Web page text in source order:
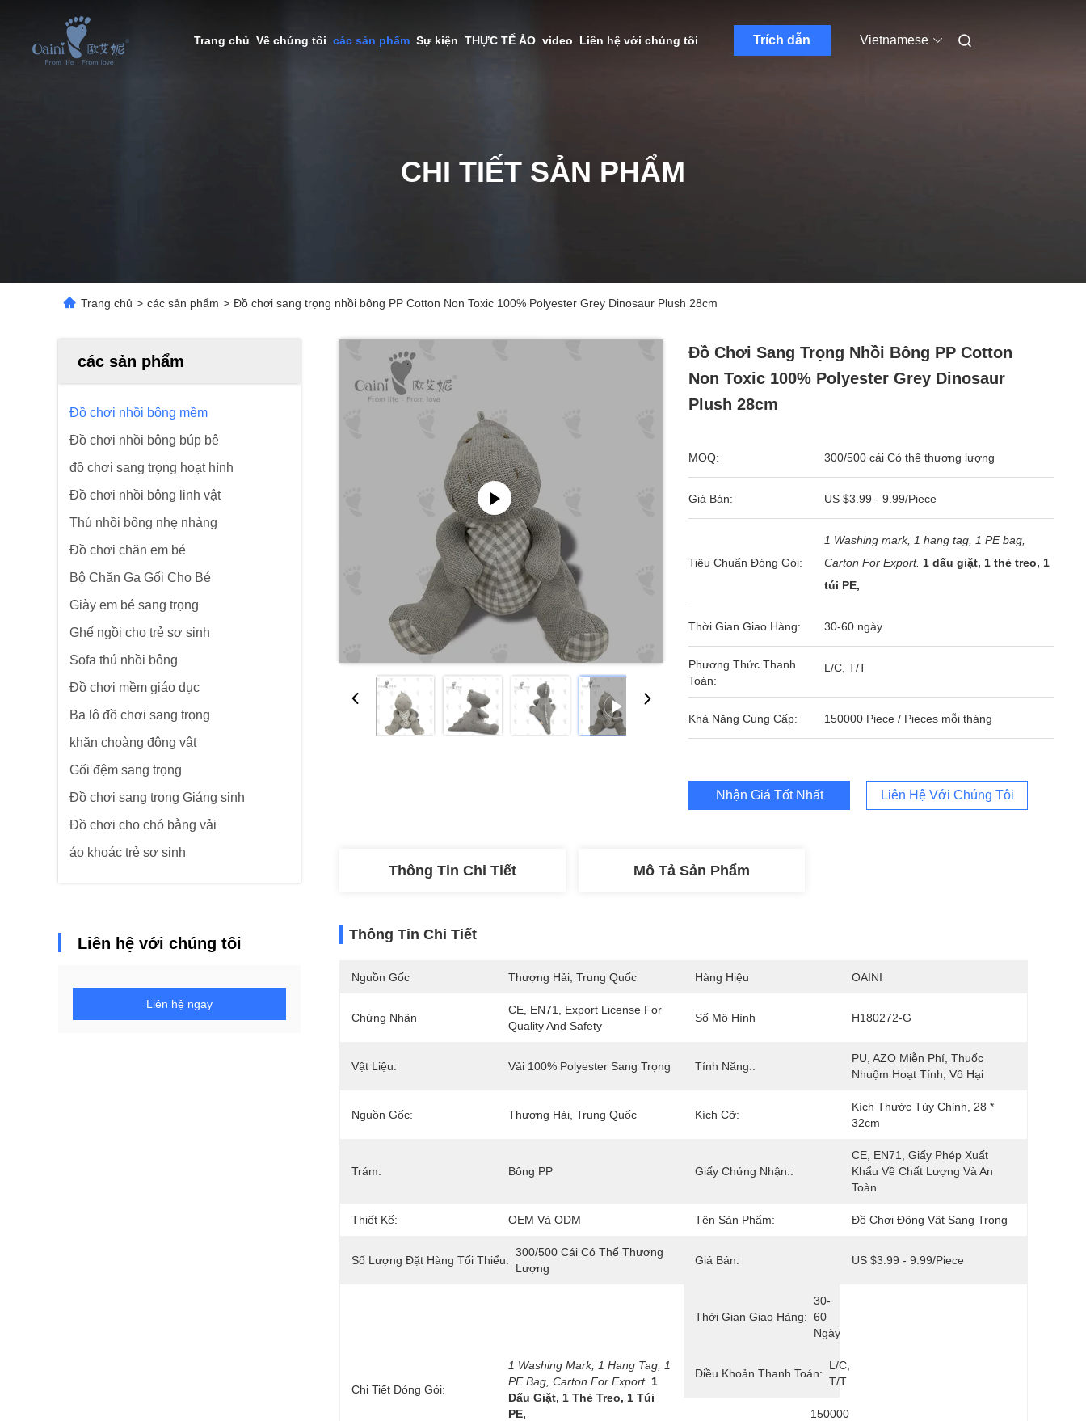
Trang chủ Về chúng tôi các sản phẩm Sự kiện THỰC TẾ ẢO video Liên hệ với chúng tôi Trích dẫn Vietnamese
CHI TIẾT SẢN PHẨM
Trang chủ > các sản phẩm > Đồ chơi sang trọng nhồi bông PP Cotton Non Toxic 100% Polyester Grey Dinosaur Plush 28cm
các sản phẩm
Đồ chơi nhồi bông mềm
Đồ chơi nhồi bông búp bê
đồ chơi sang trọng hoạt hình
Đồ chơi nhồi bông linh vật
Thú nhồi bông nhẹ nhàng
Đồ chơi chăn em bé
Bộ Chăn Ga Gối Cho Bé
Giày em bé sang trọng
Ghế ngồi cho trẻ sơ sinh
Sofa thú nhồi bông
Đồ chơi mềm giáo dục
Ba lô đồ chơi sang trọng
khăn choàng động vật
Gối đệm sang trọng
Đồ chơi sang trọng Giáng sinh
Đồ chơi cho chó bằng vải
áo khoác trẻ sơ sinh
Liên hệ với chúng tôi
Liên hệ ngay
Đồ Chơi Sang Trọng Nhồi Bông PP Cotton
Non Toxic 100% Polyester Grey Dinosaur
Plush 28cm
MOQ: 300/500 cái Có thể thương lượng
Giá Bán: US $3.99 - 9.99/Piece
Tiêu Chuẩn Đóng Gói:
1 Washing mark, 1 hang tag, 1 PE bag,
Carton For Export. 1 dấu giặt, 1 thẻ treo, 1
túi PE,
Thời Gian Giao Hàng: 30-60 ngày
Phương Thức Thanh
Toán:
L/C, T/T
Khả Năng Cung Cấp: 150000 Piece / Pieces mỗi tháng
Nhận Giá Tốt Nhất Liên Hệ Với Chúng Tôi
Thông Tin Chi Tiết Mô Tả Sản Phẩm
Thông Tin Chi Tiết
Nguồn Gốc Thượng Hải, Trung Quốc Hàng Hiệu OAINI
Chứng Nhận
CE, EN71, Export License For
Quality And Safety
Số Mô Hình H180272-G
Vật Liệu: Vải 100% Polyester Sang Trọng Tính Năng::
PU, AZO Miễn Phí, Thuốc
Nhuộm Hoạt Tính, Vô Hại
Nguồn Gốc: Thượng Hải, Trung Quốc Kích Cỡ:
Kích Thước Tùy Chỉnh, 28 *
32cm
Trám: Bông PP Giấy Chứng Nhận::
CE, EN71, Giấy Phép Xuất
Khẩu Về Chất Lượng Và An
Toàn
Thiết Kế: OEM Và ODM Tên Sản Phẩm: Đồ Chơi Động Vật Sang Trọng
Số Lượng Đặt Hàng Tối Thiểu:
300/500 Cái Có Thể Thương
Lượng
Giá Bán: US $3.99 - 9.99/Piece
Chi Tiết Đóng Gói:
1 Washing Mark, 1 Hang Tag, 1
PE Bag, Carton For Export. 1
Dấu Giặt, 1 Thẻ Treo, 1 Túi
PE,
Thời Gian Giao Hàng:
30-
60
Ngày
Điều Khoản Thanh Toán:
L/C,
T/T
150000